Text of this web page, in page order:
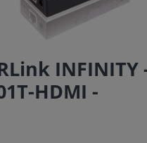
INFINITY
HDMI -